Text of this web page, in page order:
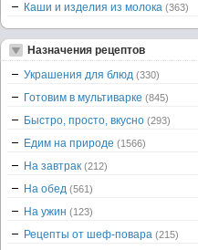
Каши и изделия из молока (363)
Назначения рецептов
Украшения для блюд (330)
Готовим в мультиварке (845)
Быстро, просто, вкусно (293)
Едим на природе (1566)
На завтрак (212)
На обед (561)
На ужин (123)
Рецепты от шеф-повара (215)